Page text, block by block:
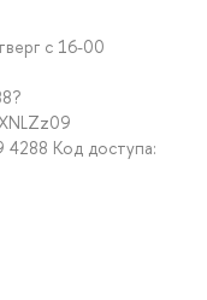
с 16-00
Код доступа: